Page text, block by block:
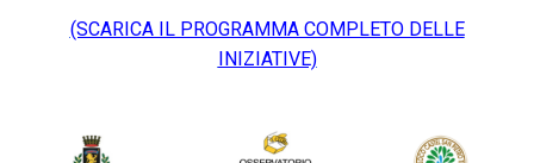
(SCARICA IL PROGRAMMA COMPLETO DELLE
INIZIATIVE)